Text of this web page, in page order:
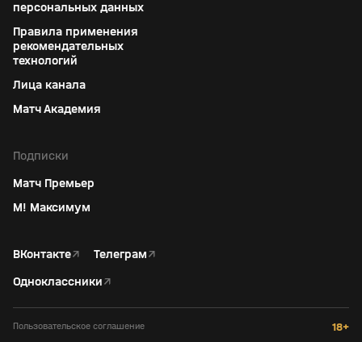
персональных данных
Правила применения
рекомендательных
технологий
Лица канала
Матч Академия
Подписки
Матч Премьер
М! Максимум
ВКонтакте↗ Телеграм↗
Одноклассники↗
Пользовательское соглашение 18+